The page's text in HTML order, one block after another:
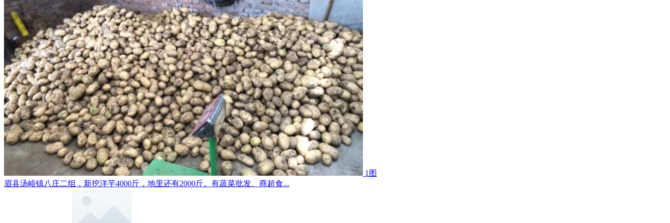
1图
眉县汤峪镇八庄二组，新挖洋芋4000斤，地里还有2000斤。有蔬菜批发、商超食...